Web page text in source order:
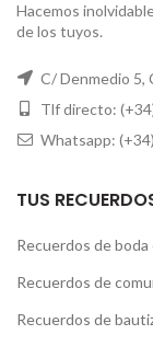
Hacemos
de los tuyos.
C/ Denmedio 5,
Tlf directo:
Whatsapp:
TUS
Recuerdos de boda
Recuerdos de
Recuerdos de